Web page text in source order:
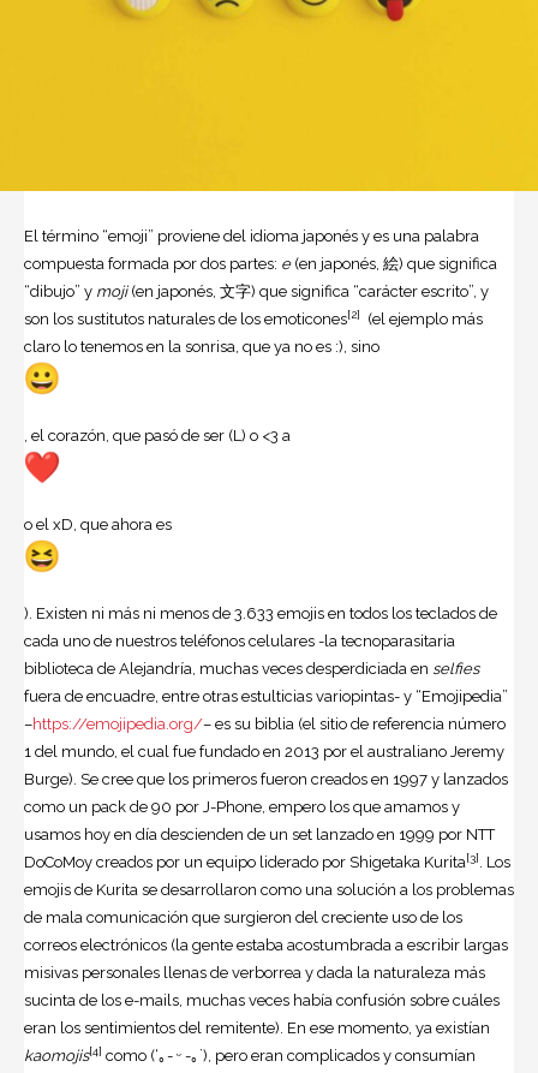
El término “emoji” proviene del idioma japonés y es una palabra
compuesta formada por dos partes: e(en japonés, 絵) que significa
“dibujo” y moji(en japonés, 文字) que significa “carácter escrito”, y
son los sustitutos naturales de los emoticones[2]
(el ejemplo más
claro lo tenemos en la sonrisa, que ya no es :), sino
, el corazón, que pasó de ser (L) o <3 a
o el xD, que ahora es
). Existen ni más ni menos de 3.633 emojis en todos los teclados de
cada uno de nuestros teléfonos celulares -la tecnoparasitaria
biblioteca de Alejandría, muchas veces desperdiciada en selfies
fuera de encuadre, entre otras estulticias variopintas- y “Emojipedia”
–https://emojipedia.org/– es su biblia (el sitio de referencia número
1 del mundo, el cual fue fundado en 2013 por el australiano Jeremy
Burge). Se cree que los primeros fueron creados en 1997 y lanzados
como un pack de 90 por J-Phone, empero los que amamos y
usamos hoy en día descienden de un set lanzado en 1999 por NTT
DoCoMoy creados por un equipo liderado por Shigetaka Kurita[3]. Los
emojis de Kurita se desarrollaron como una solución a los problemas
de mala comunicación que surgieron del creciente uso de los
correos electrónicos (la gente estaba acostumbrada a escribir largas
misivas personales llenas de verborrea y dada la naturaleza más
sucinta de los e-mails, muchas veces había confusión sobre cuáles
eran los sentimientos del remitente). En ese momento, ya existían
kaomojis[4] como (‘｡- ᵕ -｡`), pero eran complicados y consumían